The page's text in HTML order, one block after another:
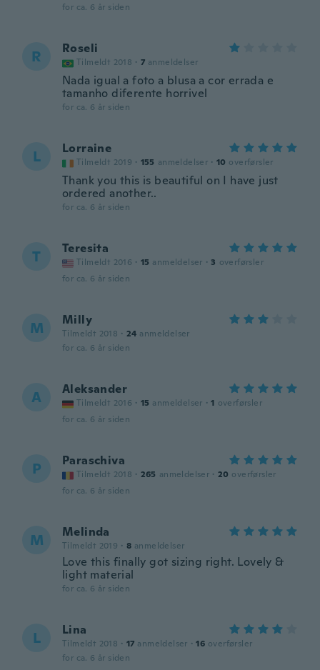
for ca. 6 år siden
R Roseli
Tilmeldt 2018 · 7 anmeldelser
Nada igual a foto a blusa a cor errada e
tamanho diferente horrivel
for ca. 6 år siden
L Lorraine
Tilmeldt 2019 · 155 anmeldelser · 10 overførsler
Thank you this is beautiful on I have just
ordered another..
for ca. 6 år siden
T Teresita
Tilmeldt 2016 · 15 anmeldelser · 3 overførsler
for ca. 6 år siden
M Milly
Tilmeldt 2018 · 24 anmeldelser
for ca. 6 år siden
A Aleksander
Tilmeldt 2016 · 15 anmeldelser · 1 overførsler
for ca. 6 år siden
P Paraschiva
Tilmeldt 2018 · 265 anmeldelser · 20 overførsler
for ca. 6 år siden
M Melinda
Tilmeldt 2019 · 8 anmeldelser
Love this finally got sizing right. Lovely &
light material
for ca. 6 år siden
L Lina
Tilmeldt 2018 · 17 anmeldelser · 16 overførsler
for ca. 6 år siden